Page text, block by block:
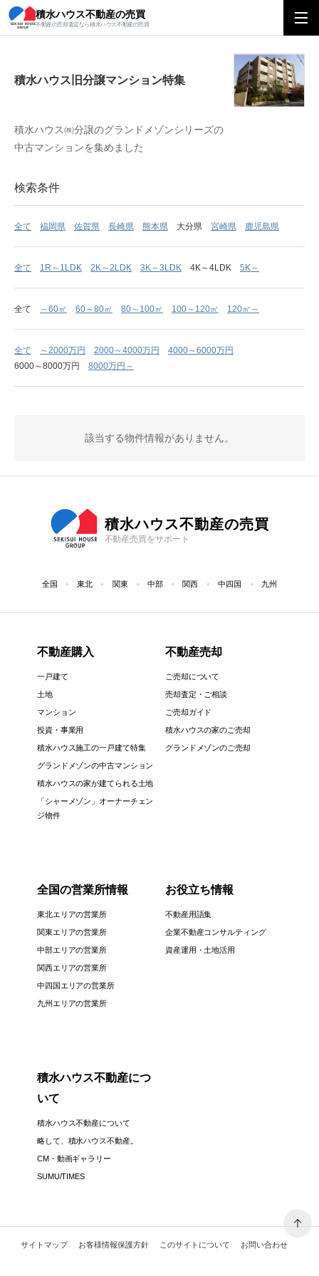
積水ハウス不動産の売買
不動産の売却査定なら積水ハウス不動産の売買
積水ハウス旧分譲マンション特集
積水ハウス旧分譲マンション特集
積水ハウス㈱分譲のグランドメゾンシリーズの
中古マンションを集めました
検索条件
全て 福岡県 佐賀県 長崎県 熊本県 大分県 宮崎県 鹿児島県
全て 1R～1LDK 2K～2LDK 3K～3LDK 4K～4LDK 5K～
全て ～60㎡ 60～80㎡ 80～100㎡ 100～120㎡ 120㎡～
全て ～2000万円 2000～4000万円
4000～6000万円
6000～8000万円
8000万円～
該当する物件情報がありません。
積水ハウス不動産の売買
不動産売買をサポート
全国 東北 関東 中部 関西 中四国 九州
不動産購入
一戸建て
土地
マンション
投資・事業用
積水ハウス施工の一戸建て特集
グランドメゾンの中古マンション
積水ハウスの家が建てられる土地
「シャーメゾン」オーナーチェン
ジ物件
不動産売却
ご売却について
売却査定・ご相談
ご売却ガイド
積水ハウスの家のご売却
グランドメゾンのご売却
全国の営業所情報
東北エリアの営業所
関東エリアの営業所
中部エリアの営業所
関西エリアの営業所
中四国エリアの営業所
九州エリアの営業所
お役立ち情報
不動産用語集
企業不動産コンサルティング
資産運用・土地活用
積水ハウス不動産につ
いて
積水ハウス不動産について
略して、積水ハウス不動産。
CM・動画ギャラリー
SUMU/TIMES
サイトマップ お客様情報保護方針 このサイトについて お問い合わせ